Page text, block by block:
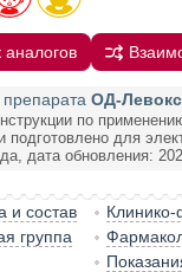
аналогов
ОД-Левокс
по
подготовлено для
дата обновления:
и состав
Клинико-
группа